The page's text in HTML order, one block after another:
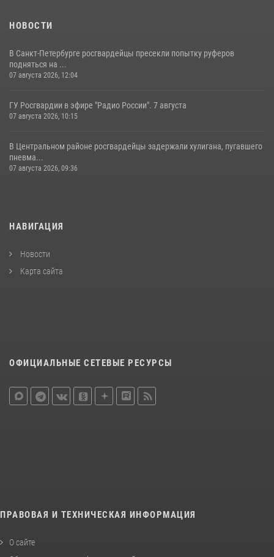
НОВОСТИ
В Санкт-Петербурге росгвардейцы пресекли попытку руферов
подняться на ...
07 августа 2026, 12:04
ГУ Росгвардии в эфире "Радио России". 7 августа
07 августа 2026, 10:15
В Центральном районе росгвардейцы задержали хулигана, пугавшего
пневма...
07 августа 2026, 09:36
НАВИГАЦИЯ
Новости
Карта сайта
ОФИЦИАЛЬНЫЕ СЕТЕВЫЕ РЕСУРСЫ
ПРАВОВАЯ И ТЕХНИЧЕСКАЯ ИНФОРМАЦИЯ
О сайте